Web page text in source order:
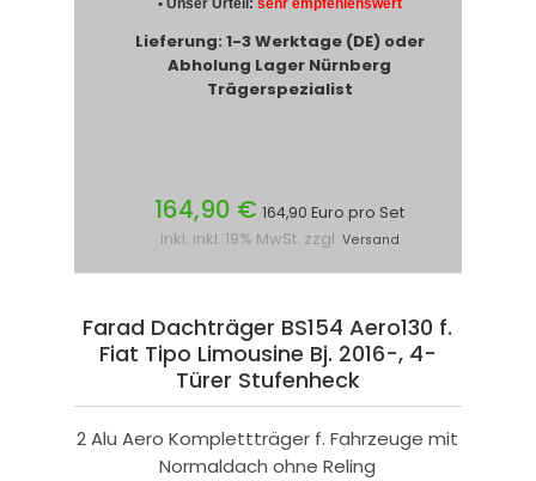
• Unser Urteil: sehr empfehlenswert
Lieferung: 1-3 Werktage (DE) oder
Abholung Lager Nürnberg
Trägerspezialist
164,90 € 164,90 Euro pro Set
inkl. inkl. 19% MwSt. zzgl. Versand
Farad Dachträger BS154 Aero130 f.
Fiat Tipo Limousine Bj. 2016-, 4-
Türer Stufenheck
2 Alu Aero Komplettträger f. Fahrzeuge mit
Normaldach ohne Reling